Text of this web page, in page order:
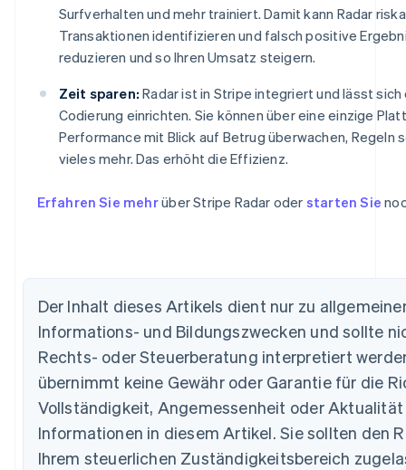
Surfverhalten und mehr trainiert. Damit kann Radar
Transaktionen identifizieren und falsch positive
reduzieren und so Ihren Umsatz steigern.
Zeit sparen: Radar ist in Stripe integriert und lässt sich
Codierung einrichten. Sie können über eine einzige
Performance mit Blick auf Betrug überwachen, Regeln
vieles mehr. Das erhöht die Effizienz.
Erfahren Sie mehrüber Stripe Radar oder starten Sie
Der Inhalt dieses Artikels dient nur zu
Informations- und Bildungszwecken und sollte
Rechts- oder Steuerberatung interpretiert
übernimmt keine Gewähr oder Garantie für die
Vollständigkeit, Angemessenheit oder
Informationen in diesem Artikel. Sie sollten den
Ihrem steuerlichen Zuständigkeitsbereich
Australien
English
Belgien
NederlandsFrançaisDeutschEnglish
PortuguêsEnglish
Bulgarien
English
Dänemark
English